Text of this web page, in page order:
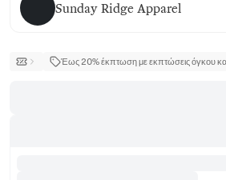
Sunday Ridge Apparel
Έως 20% έκπτωση με εκπτώσεις όγκου